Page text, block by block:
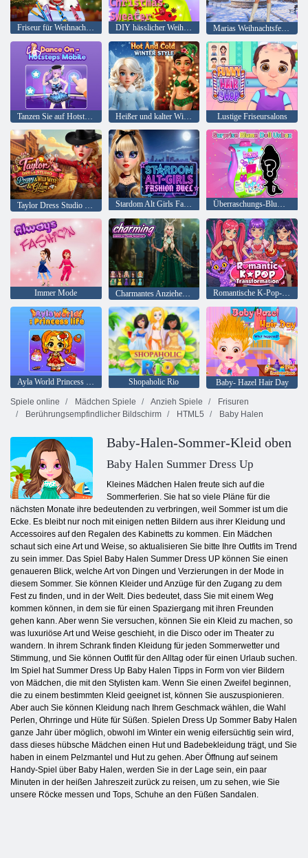
Friseur für Weihnachtsmädchen DIY hässlicher Weihnachtspullover Marias Weihnachtsfeier-Verkleidung
Tanzen Sie auf Hotsteps Mobile Heißer und kalter Winterstil Lustige Friseursalons
Stardom Alt Girls Fashion Duel Überraschungs-Blume-Puppe auspacken
Immer Mode Charmantes Anziehen und Schminken Romantische K-Pop-Transformation
Ayla World Princess Leben Shopaholic Rio
Baby- Hazel Hair Day
Spiele online
Mädchen Spiele Anzieh Spiele
Frisuren
Berührungsempfindlicher Bildschirm
HTML5 Baby Halen
Baby-Halen-Sommer-Kleid oben
Baby Halen Summer Dress Up
Kleines Mädchen Halen freute sich auf die
Sommerferien. Sie hat so viele Pläne für die
nächsten Monate ihre bedeutenden zu verbringen, weil Sommer ist um die
Ecke. Es bleibt nur noch mit einigen netten Bildern aus ihrer Kleidung und
Accessoires auf den Regalen des Kabinetts zu kommen. Ein Mädchen
schaut sich eine Art und Weise, so aktualisieren Sie bitte Ihre Outfits im Trend
zu sein immer. Das Spiel Baby Halen Summer Dress UP können Sie einen
genaueren Blick, welche Art von Dingen und Verzierungen in der Mode in
diesem Sommer. Sie können Kleider und Anzüge für den Zugang zu dem
Fest zu finden, und in der Welt. Dies bedeutet, dass Sie mit einem Weg
kommen können, in dem sie für einen Spaziergang mit ihren Freunden
gehen kann. Aber wenn Sie versuchen, können Sie ein Kleid zu machen, so
was luxuriöse Art und Weise geschieht, in die Disco oder im Theater zu
wandern. In ihrem Schrank finden Kleidung für jeden Sommerwetter und
Stimmung, und Sie können Outfit für den Alltag oder für einen Urlaub suchen.
Im Spiel hat Summer Dress Up Baby Halen Tipps in Form von vier Bildern
von Mädchen, die mit den Stylisten kam. Wenn Sie einen Zweifel beginnen,
die zu einem bestimmten Kleid geeignet ist, können Sie auszuspionieren.
Aber auch Sie können Kleidung nach Ihrem Geschmack wählen, die Wahl
Perlen, Ohrringe und Hüte für Süßen. Spielen Dress Up Sommer Baby Halen
ganze Jahr über möglich, obwohl im Winter ein wenig eifersüchtig sein wird,
dass dieses hübsche Mädchen einen Hut und Badebekleidung trägt, und Sie
haben in einem Pelzmantel und Hut zu gehen. Aber Öffnung auf seinem
Handy-Spiel über Baby Halen, werden Sie in der Lage sein, ein paar
Minuten in der heißen Jahreszeit zurück zu reisen, um zu sehen, wie Sie
unsere Röcke messen und Tops, Schuhe an den Füßen Sandalen.